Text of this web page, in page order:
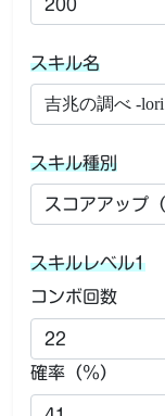
スキル名
スキル種別
スキルレベル1
コンボ回数
確率（％）